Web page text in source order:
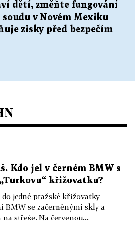
dětí, změňte fungování
v Novém Mexiku
zisky před bezpečím
Kdo jel v černém BMW s
křižovatku?
do jedné pražské křižovatky
se začerněnými skly a
střeše. Na červenou...